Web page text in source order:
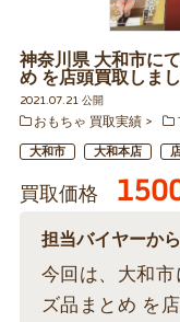
神奈川県 大和市に
め を店頭買取しま
2021.07.21 公開
おもちゃ 買取実績
大和市 大和本店
買取価格
担当バイヤーか
今回は、大和
ズ品まとめ を